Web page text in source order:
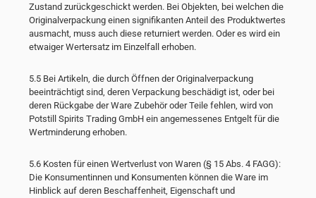
Zustand zurückgeschickt werden. Bei Objekten, bei welchen die
Originalverpackung einen signifikanten Anteil des Produktwertes
ausmacht, muss auch diese returniert werden. Oder es wird ein
etwaiger Wertersatz im Einzelfall erhoben.
5.5 Bei Artikeln, die durch Öffnen der Originalverpackung
beeinträchtigt sind, deren Verpackung beschädigt ist, oder bei
deren Rückgabe der Ware Zubehör oder Teile fehlen, wird von
Potstill Spirits Trading GmbH ein angemessenes Entgelt für die
Wertminderung erhoben.
5.6 Kosten für einen Wertverlust von Waren (§ 15 Abs. 4 FAGG):
Die Konsumentinnen und Konsumenten können die Ware im
Hinblick auf deren Beschaffenheit, Eigenschaft und